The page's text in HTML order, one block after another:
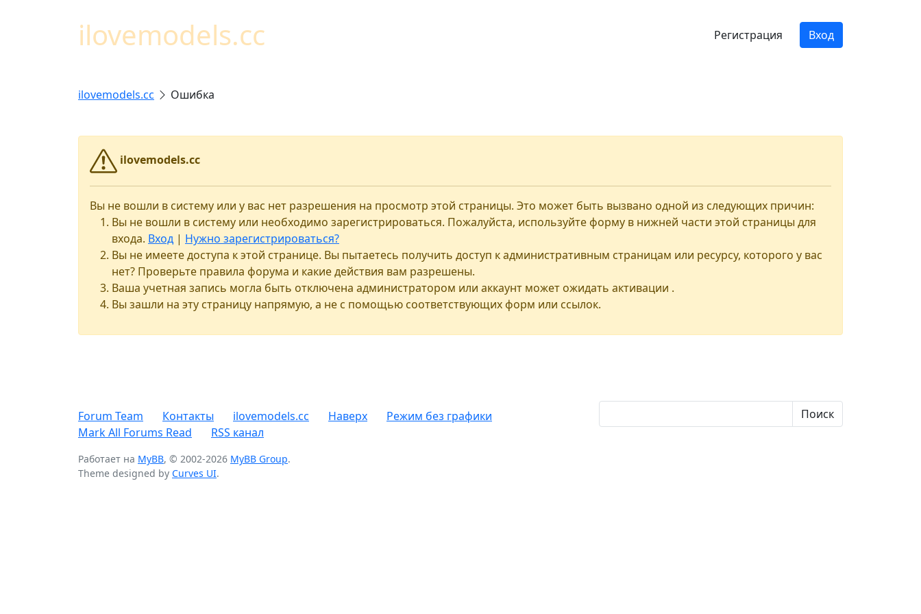
ilovemodels.cc Регистрация Вход
ilovemodels.cc Ошибка
ilovemodels.cc
Вы не вошли в систему или у вас нет разрешения на просмотр этой страницы. Это может быть вызвано одной из следующих причин:
Вы не вошли в систему или необходимо зарегистрироваться. Пожалуйста, используйте форму в нижней части этой страницы для
входа. Вход | Нужно зарегистрироваться?
Вы не имеете доступа к этой странице. Вы пытаетесь получить доступ к административным страницам или ресурсу, которого у вас
нет? Проверьте правила форума и какие действия вам разрешены.
Ваша учетная запись могла быть отключена администратором или аккаунт может ожидать активации .
Вы зашли на эту страницу напрямую, а не с помощью соответствующих форм или ссылок.
Forum Team Контакты ilovemodels.cc Наверх
Режим без графики
Mark All Forums Read
RSS канал
Работает на MyBB, © 2002-2026 MyBB Group.
Theme designed by Curves UI.
Поиск